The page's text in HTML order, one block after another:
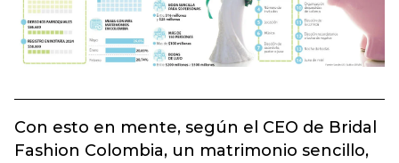
Con esto en mente, según el CEO de Bridal
Fashion Colombia, un matrimonio sencillo,